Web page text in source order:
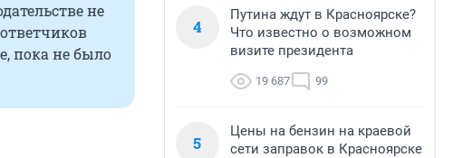
не
пока не было
4
Путина ждут в Красноярске?
Что известно о возможном
визите президента
19 687 99
5
Цены на бензин на краевой
сети заправок в Красноярске